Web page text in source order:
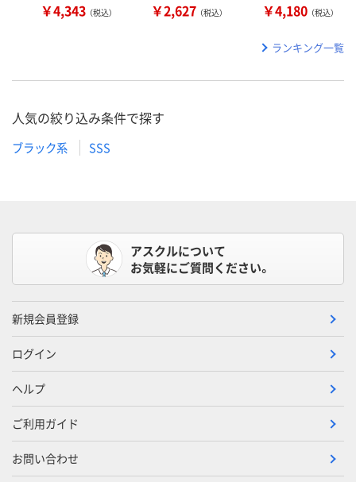
￥4,343 （税込） ￥2,627 （税込） ￥4,180 （税込）
ランキング一覧
人気の絞り込み条件で探す
ブラック系 SSS
アスクルについて
お気軽にご質問ください。
新規会員登録
ログイン
ヘルプ
ご利用ガイド
お問い合わせ